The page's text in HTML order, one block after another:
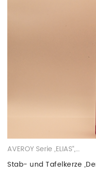
AVEROY Serie „ELIAS“,
Stab- und Tafelkerze